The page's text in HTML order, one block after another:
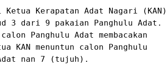
Kerapatan Adat Nagari (KAN)
3 dari 9 pakaian Panghulu Adat.
Panghulu Adat membacakan
KAN menuntun calon Panghulu
nan 7 (tujuh).